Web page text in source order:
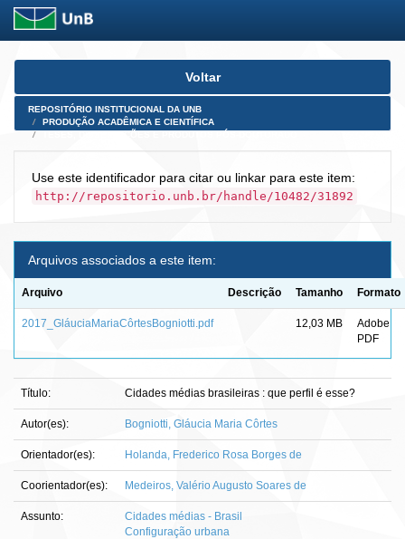
Skip
Voltar
REPOSITÓRIO INSTITUCIONAL DA UNB
PRODUÇÃO ACADÊMICA E CIENTÍFICA
Use este identificador para citar ou linkar para este item:
http://repositorio.unb.br/handle/10482/31892
Arquivos associados a este item:
Arquivo Descrição Tamanho Formato
2017_GláuciaMariaCôrtesBogniotti.pdf 12,03 MB
Adobe
PDF
Título: Cidades médias brasileiras : que perfil é esse?
Autor(es): Bogniotti, Gláucia Maria Côrtes
Orientador(es): Holanda, Frederico Rosa Borges de
Coorientador(es): Medeiros, Valério Augusto Soares de
Assunto:
Cidades médias - Brasil
Configuração urbana